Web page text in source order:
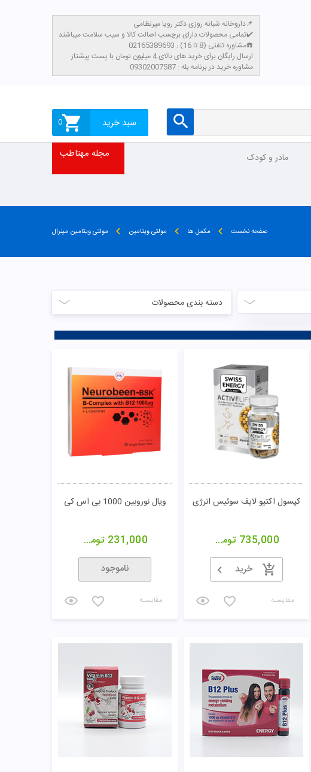
داروخانه شبانه روزی دکتر رویا میرنظامی📌
تمامی محصولات دارای برچسب اصالت کالا و سیب سلامت میباشند✔️
مشاوره تلفنی (8 تا 16) : 02165389693☎️
​ارسال رایگان برای خرید های بالای 4 میلیون تومان با پست پیشتاز
مشاوره خرید در برنامه بله : 09302007587
سبد خرید 0
مادر و کودک مجله مهتاطب
صفحه نخست مکمل ها مولتی ویتامین مولتی ویتامین مینرال
دسته بندی محصولات
کپسول اکتیو لایف سوئیس انرژی
735,000 تومان
خرید
مقایسـه
ویال نوروبین 1000 بی اس کی
231,000 تومان
ناموجود
مقایسـه